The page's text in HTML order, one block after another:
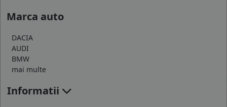
Marca auto
DACIA
AUDI
BMW
mai multe
Informatii